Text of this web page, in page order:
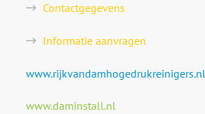
Contactgegevens
Informatie aanvragen
www.rijkvandamhogedrukreinigers.nl
www.daminstall.nl